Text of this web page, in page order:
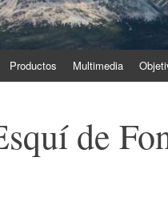
Productos Multimedia
de